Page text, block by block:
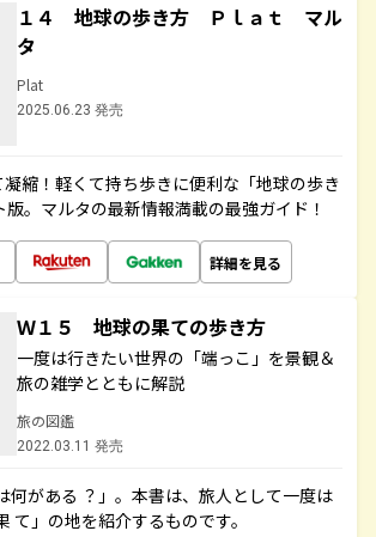
１４ 地球の歩き方 Ｐｌａｔ マル
タ
Plat
2025.06.23 発売
凝縮！軽くて持ち歩きに便利な「地球の歩き
。マルタの最新情報満載の最強ガイド！
詳細を見る
Ｗ１５ 地球の果ての歩き方
一度は行きたい世界の「端っこ」を景観＆
旅の雑学とともに解説
旅の図鑑
2022.03.11 発売
何がある ？」。本書は、旅人として一度は
て」の地を紹介するものです。